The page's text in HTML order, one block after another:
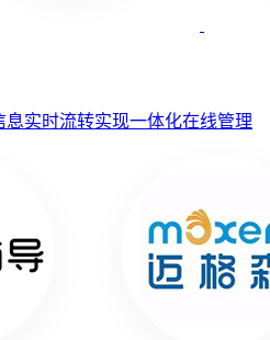
实时流转实现一体化在线管理